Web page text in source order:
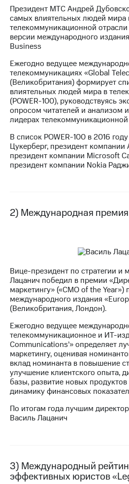
МТС
о технологиях
Достижения
Интервью
Финансовая
отчетность
Контакты
в
регионе
и акционерам
секретарь
акционерам
ПАО
"МТС"
Собрания
акционеров
Личный
акционера
Акционерный
капитал
Контроль
и
аудит
Рынок
акций
Описание
Программа
Дивиденды
Рынок
Президент МТС Андрей
самых влиятельных людей мира
телекоммуникационной отрасли
версии международного
Business
Ежегодно ведущее
телекоммуникациях «Global
(Великобритания) формирует
влиятельных людей мира в
(POWER-100), руководствуясь
опросом читателей и анализом
лидерах
В список POWER-100 в 2016
Цукерберг, президент компании
президент компании Microsoft
президент компании Nokia
2) Международная премия
Вице-президент по стратегии и
Лацанич победил в премии
маркетингу» («CMO of the Year»)
международного издания
(Великобритания, Лондон).
Ежегодно ведущее
телекоммуникационное и ИТ-
Communications’» определяет
маркетингу, оценивая
вклад номинанта в повышение
улучшение клиентского опыта,
базы, развитие новых продуктов
динамику финансовых
По итогам года лучшим
Василь Лацанич
3) Международный
эффективных юристов